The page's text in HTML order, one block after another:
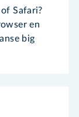
Safari?
en
big